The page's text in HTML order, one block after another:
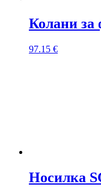
Колани за
97.15 €
Носилка